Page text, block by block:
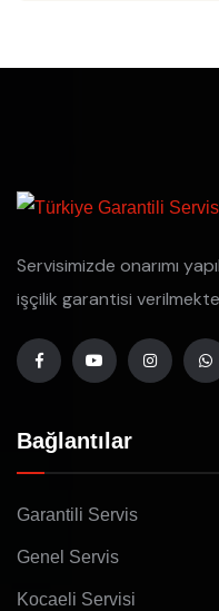
Servisimizde onarımı
işçilik garantisi
Bağlantılar
Garantili Servis
Genel Servis
Kocaeli Servisi